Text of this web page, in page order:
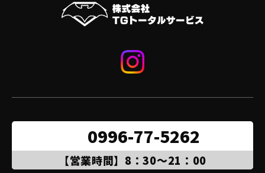
0996-77-5262
【営業時間】8：30～21：00